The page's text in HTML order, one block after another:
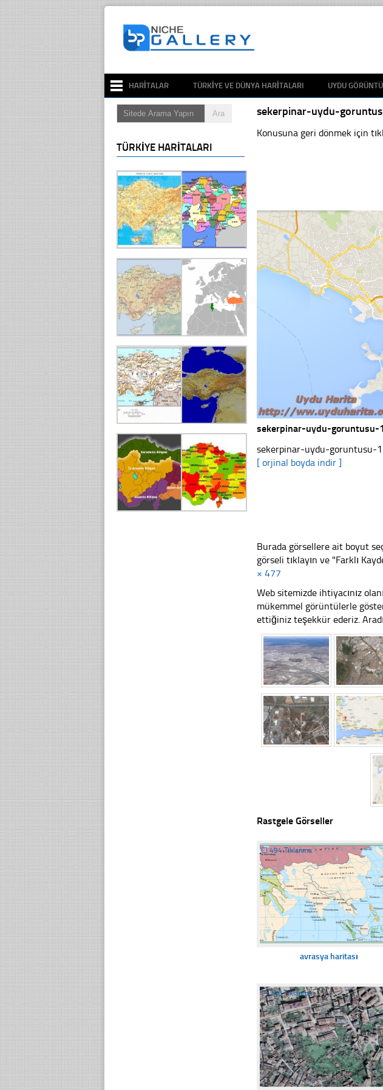
HARITALAR TÜRKIYE VE DÜNYA HARITALARI UYDU
sekerpinar-uydu-
Konusuna geri dönmek için
sekerpinar-uydu-goruntusu-
sekerpinar-uydu-goruntusu-
[ orjinal boyda indir ]
Burada görsellere ait boyut
görseli tıklayın ve "Farklı
× 477
Web sitemizde ihtiyacınız
mükemmel görüntülerle
ettiğiniz teşekkür ederiz.
Rastgele Görseller
☐494 Tıklanma
avrasya haritası
☐348 Tıklanma
TÜRKIYE HARITALARI